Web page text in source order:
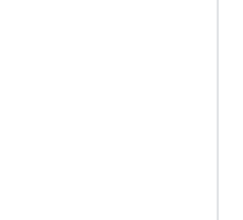
Red, Anthracite